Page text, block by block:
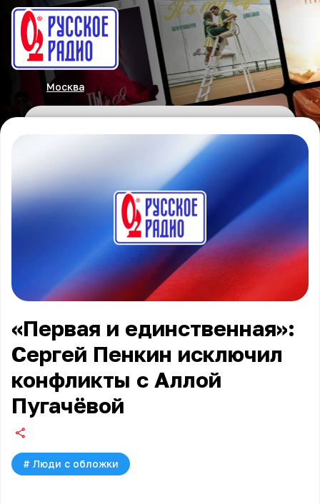
Москва
«Первая и единственная»:
Сергей Пенкин исключил
конфликты с Аллой
Пугачёвой
# Люди с обложки